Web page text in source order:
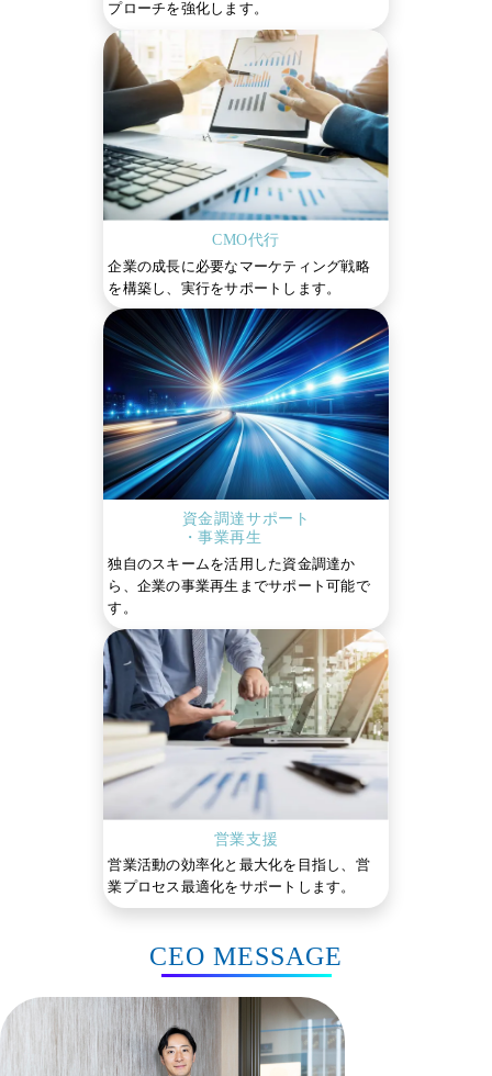
プローチを強化します。
CMO代行
企業の成長に必要なマーケティング戦略
を構築し、実行をサポートします。
資金調達サポート
・事業再生
独自のスキームを活用した資金調達か
ら、企業の事業再生までサポート可能で
す。
営業支援
営業活動の効率化と最大化を目指し、営
業プロセス最適化をサポートします。
CEO MESSAGE